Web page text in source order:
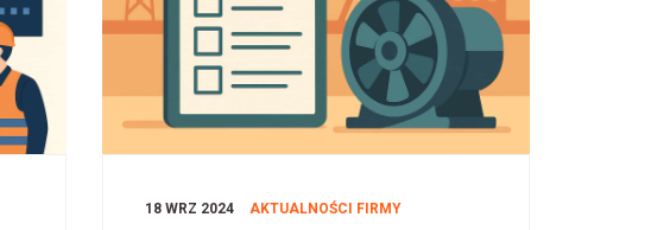
18 WRZ 2024 AKTUALNOŚCI FIRMY